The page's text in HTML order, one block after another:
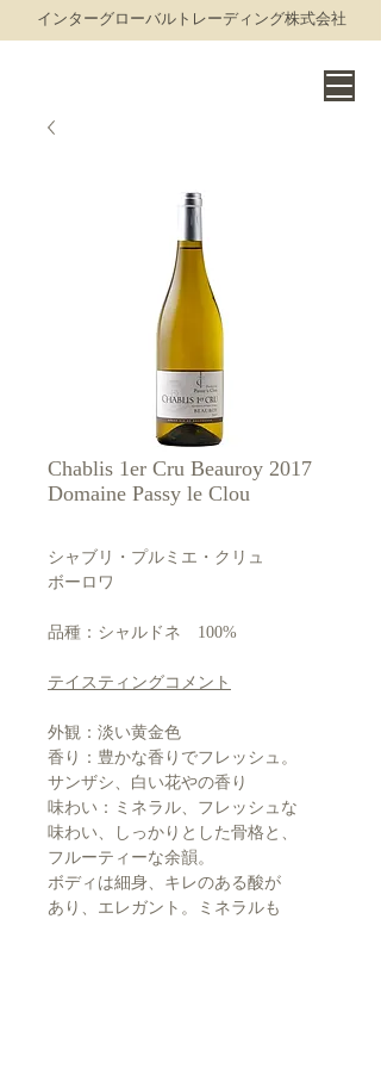
​インターグローバルトレーディング株式会社
Chablis 1er Cru Beauroy 2017
Domaine Passy le Clou
シャブリ・プルミエ・クリュ
ボーロワ
品種：シャルドネ 100%
テイスティングコメント
外観：淡い黄金色
香り：豊かな香りでフレッシュ。
サンザシ、白い花やの香り
味わい：ミネラル、フレッシュな
味わい、しっかりとした骨格と、
フルーティーな余韻。
ボディは細身、キレのある酸が
あり、エレガント。ミネラルも